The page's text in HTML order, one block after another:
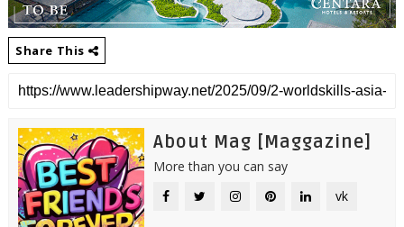
Share This
About Mag [Maggazine]
More than you can say
vk